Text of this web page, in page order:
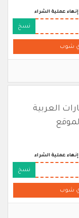
عملية الشراء
نسخ
شوب
العربية
عملية الشراء
نسخ
شوب